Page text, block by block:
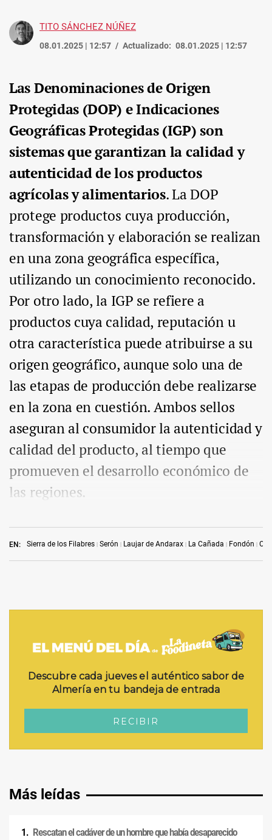
TITO SÁNCHEZ NÚÑEZ
08.01.2025 | 12:57 Actualizado: 08.01.2025 | 12:57
EN: Sierra de los Filabres Serón Laujar de Andarax La Cañada Fondón
Las Denominaciones de Origen
Protegidas (DOP) e Indicaciones
Geográficas Protegidas (IGP) son
sistemas que garantizan la calidad y
autenticidad de los productos
agrícolas y alimentarios. La DOP
protege productos cuya producción,
transformación y elaboración se realizan
en una zona geográfica específica,
utilizando un conocimiento reconocido.
Por otro lado, la IGP se refiere a
productos cuya calidad, reputación u
otra característica puede atribuirse a su
origen geográfico, aunque solo una de
las etapas de producción debe realizarse
en la zona en cuestión. Ambos sellos
aseguran al consumidor la autenticidad y
calidad del producto, al tiempo que
promueven el desarrollo económico de
las regiones.
Más leídas
Rescatan el cadáver de un hombre que había desaparecido